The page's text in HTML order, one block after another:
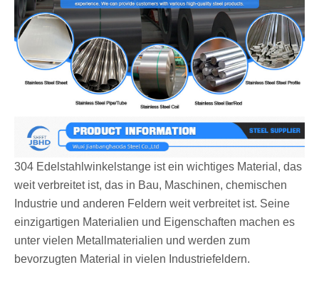
304 Edelstahlwinkelstange ist ein wichtiges Material, das
weit verbreitet ist, das in Bau, Maschinen, chemischen
Industrie und anderen Feldern weit verbreitet ist. Seine
einzigartigen Materialien und Eigenschaften machen es
unter vielen Metallmaterialien und werden zum
bevorzugten Material in vielen Industriefeldern.